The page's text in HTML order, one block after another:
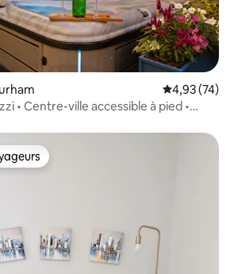
Évaluation
4,93 (74)
• Centre-ville accessible à pied •